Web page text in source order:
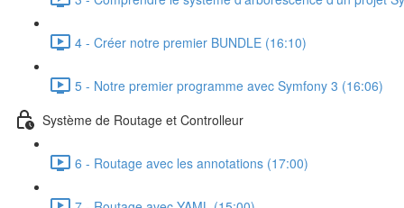
4 - Créer notre premier BUNDLE (16:10)
5 - Notre premier programme avec Symfony 3 (16:06)
Système de Routage et Controlleur
6 - Routage avec les annotations (17:00)